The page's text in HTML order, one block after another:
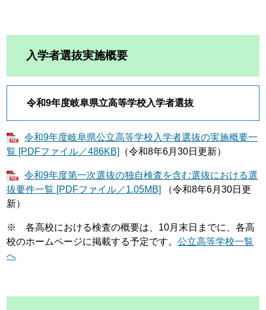
入学者選抜実施概要
令和9年度岐阜県立高等学校入学者選抜
令和9年度岐阜県公立高等学校入学者選抜の実施概要一
覧 [PDFファイル／486KB]
（令和8年6月30日更新）
令和9年度第一次選抜の独自検査を含む選抜における選
抜要件一覧 [PDFファイル／1.05MB]
（令和8年6月30日更
新）
※ 各高校における検査の概要は、10月末日までに、各高
校のホームページに掲載する予定です。公立高等学校一覧
へ